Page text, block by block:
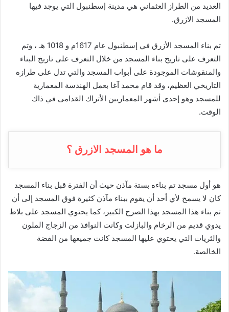
العديد من الطراز العثماني هي مدينة إسطنبول التي يوجد فيها
المسجد الازرق.
تم بناء المسجد الأزرق في إسطنبول عام 1617م و 1018 هـ ، وتم
التعرف على تاريخ بناء المسجد من خلال التعرف على تاريخ البناء
والمنقوشات الموجودة على أبواب المسجد والتي تدل على طرازه
التاريخي العظيم، وقد قام محمد آغا بعمل الهندسة المعمارية
للمسجد وهو إحدى أشهر المعماريين الأتراك القدامى في ذاك
الوقت.
ما هو المسجد الازرق ؟
هو أول مسجد تم بناءه بستة مآذن حيث أن الفترة قبل بناء المسجد
كان لا يسمح لأي أحد أن يقوم ببناء مآذن كثيرة فوق المسجد إلى أن
تم بناء هذا المسجد بهذا الصرح الكبير، كما يحتوي المسجد على بلاط
يدوي قديم من الرخام والبازلت وكانت النوافذ من الزجاج الملون
والثريات التي يحتوي عليها المسجد كانت جميعها من الفضة
الخالصة.